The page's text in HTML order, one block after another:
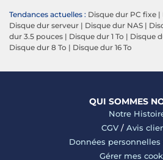
Tendances actuelles : Disque dur PC fixe |
Disque dur serveur | Disque dur NAS |
dur 3.5 pouces | Disque dur 1 To | Disque
Disque dur 8 To | Disque dur 16 To
QUI SOMMES
Notre
CGV/ Avis
Données personnelles
Gérer mes